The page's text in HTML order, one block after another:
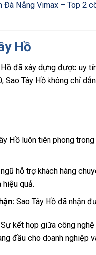
Đà Nẵng Vimax – Top 2
Hồ
Hồ đã xây dựng được uy
Sao Tây Hồ không chỉ
Hồ luôn tiên phong
hỗ trợ khách hàng
hiệu quả.
Sao Tây Hồ đã nhận
Sự kết hợp giữa công
đầu cho doanh nghiệp